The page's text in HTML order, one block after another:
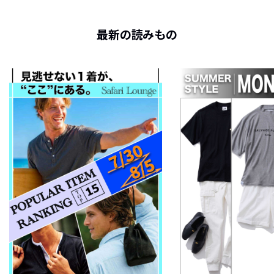
最新の読みもの